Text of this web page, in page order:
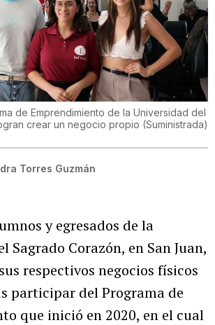
de Emprendimiento de la Universidad del
crear un negocio propio (Suministrada)
Torres Guzmán
y egresados de la
Sagrado Corazón, en San Juan,
respectivos negocios físicos
participar del Programa de
que inició en 2020, en el cual